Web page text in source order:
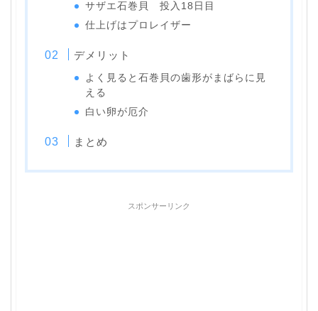
サザエ石巻貝 投入18日目
仕上げはプロレイザー
デメリット
よく見ると石巻貝の歯形がまばらに見
える
白い卵が厄介
まとめ
スポンサーリンク